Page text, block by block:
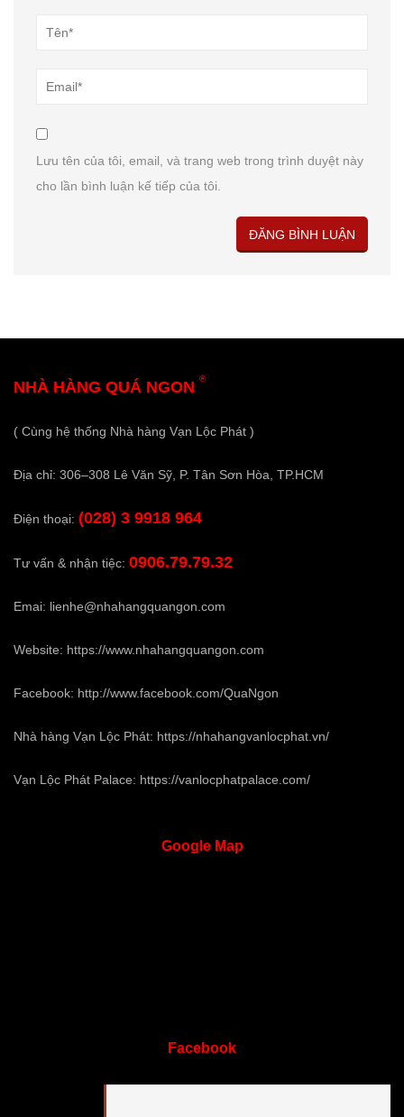
Lưu tên của tôi, email, và trang web trong trình duyệt này
cho lần bình luận kế tiếp của tôi.
NHÀ HÀNG QUÁ NGON ®
( Cùng hệ thống Nhà hàng Vạn Lộc Phát )
Địa chỉ: 306–308 Lê Văn Sỹ, P. Tân Sơn Hòa, TP.HCM
Điện thoại: (028) 3 9918 964
Tư vấn & nhận tiệc: 0906.79.79.32
Emai: lienhe@nhahangquangon.com
Website: https://www.nhahangquangon.com
Facebook: http://www.facebook.com/QuaNgon
Nhà hàng Vạn Lộc Phát: https://nhahangvanlocphat.vn/
Vạn Lộc Phát Palace: https://vanlocphatpalace.com/
GoogleMap
Facebook